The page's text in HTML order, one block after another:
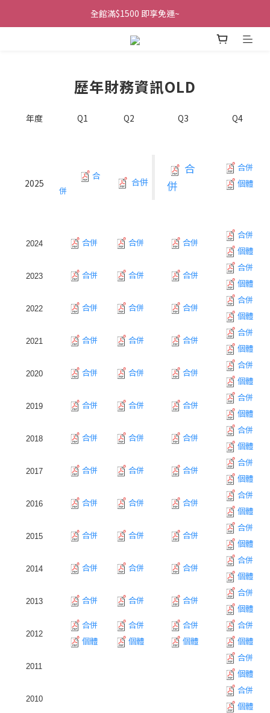
全館滿$1500 即享免運~
歷年財務資訊OLD
年度 Q1 Q2 Q3 Q4
2025
合
併
合併
合
併
合併
個體
2024 合併 合併 合併
合併
個體
2023 合併 合併 合併
合併
個體
2022 合併 合併 合併
合併
個體
2021 合併 合併 合併
合併
個體
2020 合併 合併 合併
合併
個體
2019 合併 合併 合併
合併
個體
2018 合併 合併 合併
合併
個體
2017 合併 合併 合併
合併
個體
2016 合併 合併 合併
合併
個體
2015 合併 合併 合併
合併
個體
2014 合併 合併 合併
合併
個體
2013 合併 合併 合併
合併
個體
2012
合併
個體
合併
個體
合併
個體
合併
個體
2011
合併
個體
2010
合併
個體